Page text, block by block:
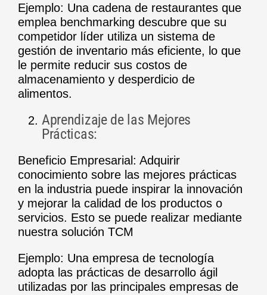
Ejemplo: Una cadena de restaurantes que
emplea benchmarking descubre que su
competidor líder utiliza un sistema de
gestión de inventario más eficiente, lo que
le permite reducir sus costos de
almacenamiento y desperdicio de
alimentos.
Aprendizaje de las Mejores
Prácticas:
Beneficio Empresarial: Adquirir
conocimiento sobre las mejores prácticas
en la industria puede inspirar la innovación
y mejorar la calidad de los productos o
servicios. Esto se puede realizar mediante
nuestra solución TCM
Ejemplo: Una empresa de tecnología
adopta las prácticas de desarrollo ágil
utilizadas por las principales empresas de